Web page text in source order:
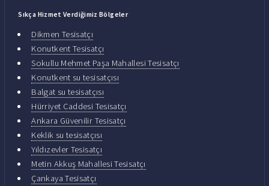
Sıkça Hizmet Verdiğimiz Bölgeler
Dikmen Tesisatçı
Konutkent Tesisatçı
Sokullu Mehmet Paşa Mahallesi Tesisatçı
Konutkent su tesisatçısı
Balgat su tesisatçısı
Hürriyet Caddesi Tesisatçı
Ankara Güvenilir Tesisatçı
Keklik su tesisatçısı
Yıldızevler Tesisatçı
Metin Akkuş Mahallesi Tesisatçı
Çankaya Tesisatçı